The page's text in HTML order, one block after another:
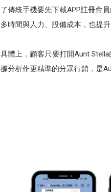
了傳統手機要先下載APP註冊會
多時間與人力、設備成本，也提
具體上，顧客只要打開Aunt
據分析作更精準的分眾行銷，是